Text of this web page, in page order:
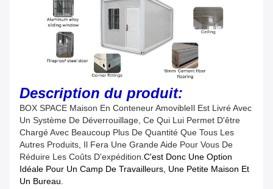
Description du produit:
BOX SPACE Maison En Conteneur AmovibleIl Est Livré Avec
Un Système De Déverrouillage, Ce Qui Lui Permet D'être
Chargé Avec Beaucoup Plus De Quantité Que Tous Les
Autres Produits, Il Fera Une Grande Aide Pour Vous De
Réduire Les Coûts D'expédition. C'est Donc Une Option
Idéale Pour Un Camp De Travailleurs, Une Petite Maison Et
Un Bureau.